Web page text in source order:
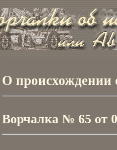
О происхождении
Ворчалка № 65 от